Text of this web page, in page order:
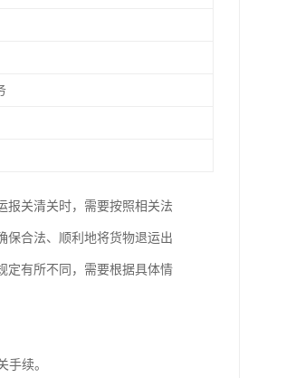
报关清关时，需要按照相关法
保合法、顺利地将货物退运出
定有所不同，需要根据具体情
手续。